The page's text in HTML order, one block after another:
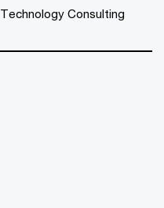
Technology Consulting